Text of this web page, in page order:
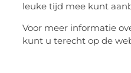
leuke tijd mee kunt
Voor meer informatie
kunt u terecht op de